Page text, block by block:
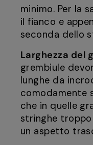
minimo. Per la
il fianco e
seconda dello
Larghezza del
grembiule
lunghe da
comodamente
che in quelle
stringhe
un aspetto